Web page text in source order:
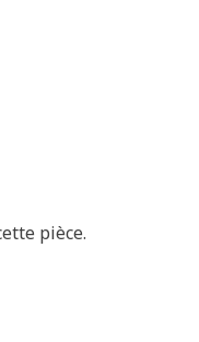
pièce.